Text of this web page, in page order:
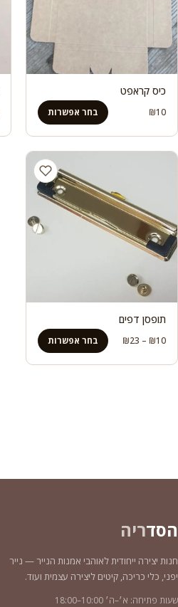
כיס קראפט
₪10 בחר אפשרות
תופסן דפים
₪10
–
₪23
מחירים:
בחר אפשרות
הסדריה
חנות יצירה ייחודית לאוהבי אמנות הנייר — נייר
יפני, כלי כריכה, קיטים ליצירה עצמית ועוד.
שעות פתיחה: א׳–ה׳ 10:00–18:00